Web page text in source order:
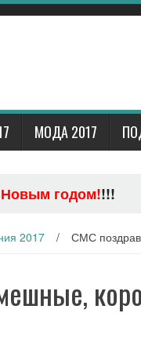
МОДА 2017
Новым годом!!!!
2017 / СМС